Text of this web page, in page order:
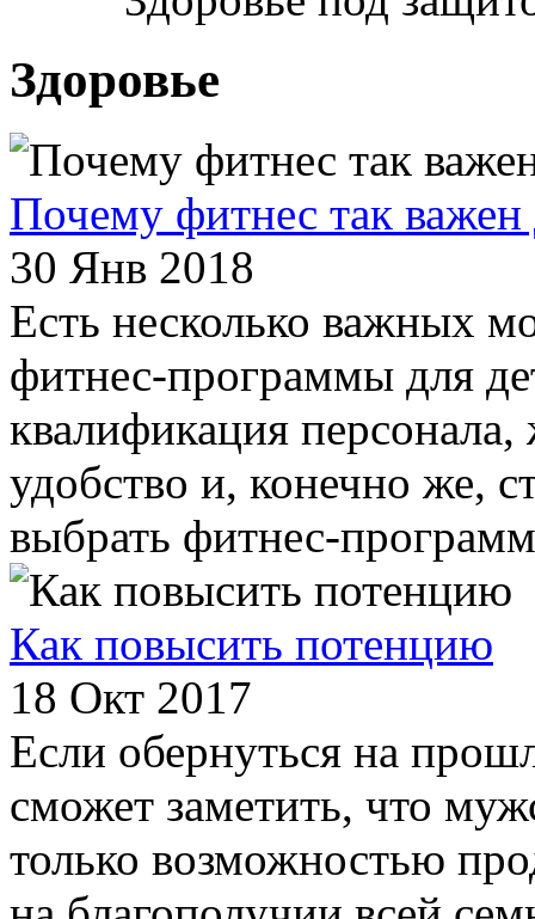
Здоровье
Почему фитнес так важен
30 Янв 2018
Есть несколько важных
фитнес-программы для
квалификация
удобство и, конечно же,
выбрать фитнес-
Как повысить потенцию
18 Окт 2017
Если обернуться на
сможет заметить, что
только возможностью